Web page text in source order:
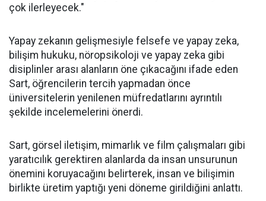
çok ilerleyecek."
Yapay zekanın gelişmesiyle felsefe ve yapay zeka,
bilişim hukuku, nöropsikoloji ve yapay zeka gibi
disiplinler arası alanların öne çıkacağını ifade eden
Sart, öğrencilerin tercih yapmadan önce
üniversitelerin yenilenen müfredatlarını ayrıntılı
şekilde incelemelerini önerdi.
Sart, görsel iletişim, mimarlık ve film çalışmaları gibi
yaratıcılık gerektiren alanlarda da insan unsurunun
önemini koruyacağını belirterek, insan ve bilişimin
birlikte üretim yaptığı yeni döneme girildiğini anlattı.